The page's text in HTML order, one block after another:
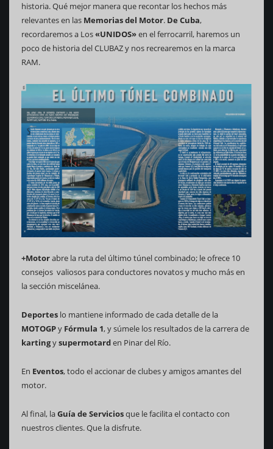
historia. Qué mejor manera que recontar los hechos más
relevantes en las Memorias del Motor. De Cuba,
recordaremos a Los«UNIDOS»en el ferrocarril, haremos un
poco de historia del CLUBAZ y nos recrearemos en la marca
RAM.
+Motorabre la ruta del último túnel combinado; le ofrece 10
consejos valiosos para conductores novatos y mucho más en
la sección miscelánea.
Deportes lo mantiene informado de cada detalle de la
MOTOGPy Fórmula 1, y súmele los resultados de la carrera de
kartingysupermotarden Pinar del Río.
En Eventos, todo el accionar de clubes y amigos amantes del
motor.
Al final, laGuía de Serviciosque le facilita el contacto con
nuestros clientes. Que la disfrute.